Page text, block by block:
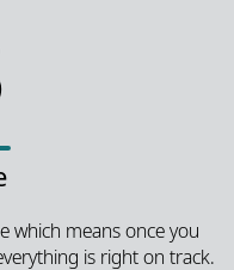
which means once you
is right on track.